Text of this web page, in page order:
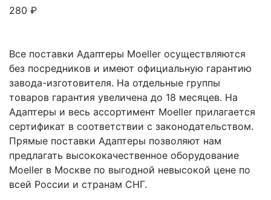
280 ₽
Все поставки Адаптеры Moeller осуществляются
без посредников и имеют официальную гарантию
завода-изготовителя. На отдельные группы
товаров гарантия увеличена до 18 месяцев. На
Адаптеры и весь ассортимент Moeller прилагается
сертификат в соответствии с законодательством.
Прямые поставки Адаптеры позволяют нам
предлагать высококачественное оборудование
Moeller в Москве по выгодной невысокой цене по
всей России и странам СНГ.